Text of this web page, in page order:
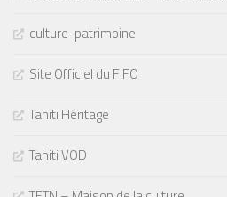
culture-patrimoine
Site Officiel du FIFO
Tahiti Héritage
Tahiti VOD